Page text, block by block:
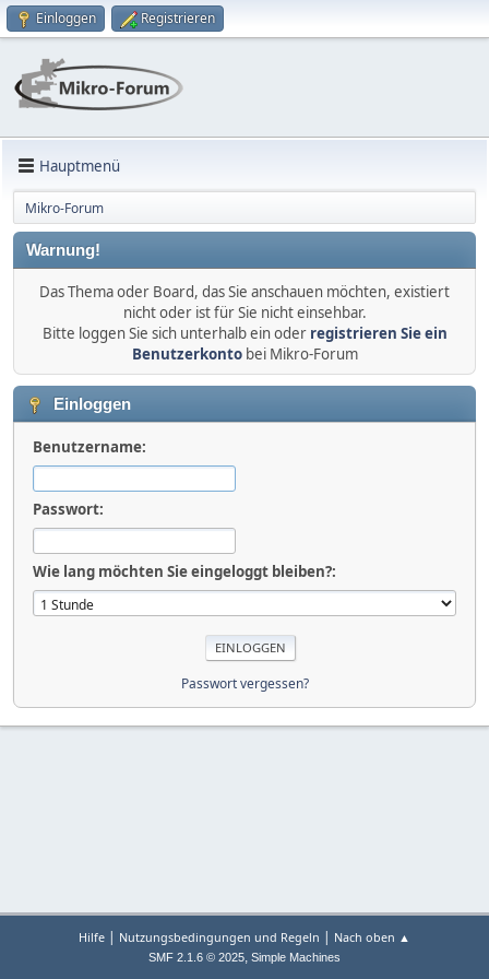
Einloggen Registrieren
Hauptmenü
Mikro-Forum
Warnung!
Das Thema oder Board, das Sie anschauen möchten, existiert
nicht oder ist für Sie nicht einsehbar.
Bitte loggen Sie sich unterhalb ein oder registrieren Sie ein
Benutzerkontobei Mikro-Forum
Einloggen
Benutzername:
Passwort:
Wie lang möchten Sie eingeloggt bleiben?:
Passwort vergessen?
Hilfe | Nutzungsbedingungen und Regeln | Nach oben ▲
SMF 2.1.6 © 2025, Simple Machines